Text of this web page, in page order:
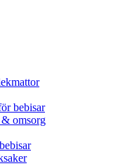
bebisar
omsorg